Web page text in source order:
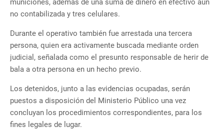
municiones, además de una suma de dinero en efectivo aún
no contabilizada y tres celulares.
Durante el operativo también fue arrestada una tercera
persona, quien era activamente buscada mediante orden
judicial, señalada como el presunto responsable de herir de
bala a otra persona en un hecho previo.
Los detenidos, junto a las evidencias ocupadas, serán
puestos a disposición del Ministerio Público una vez
concluyan los procedimientos correspondientes, para los
fines legales de lugar.